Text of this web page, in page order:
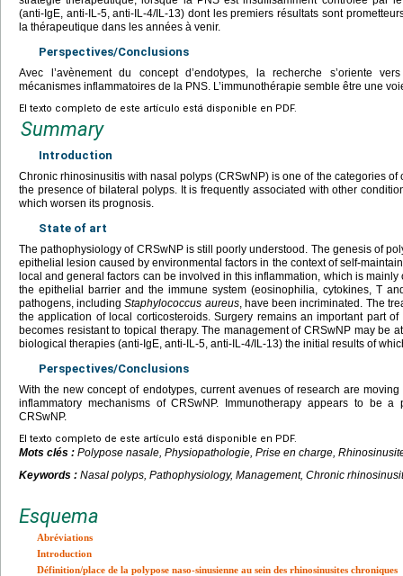
(anti-IgE, anti-IL-5, anti-IL-4/IL-13) dont les premiers résultats sont
la thérapeutique dans les années à venir.
Perspectives/Conclusions
Avec l’avènement du concept d’endotypes, la recherche s’oriente
mécanismes inflammatoires de la PNS. L’immunothérapie semble être une
El texto completo de este artículo está disponible en PDF.
Summary
Introduction
Chronic rhinosinusitis with nasal polyps (CRSwNP) is one of the categories
the presence of bilateral polyps. It is frequently associated with other
which worsen its prognosis.
State of art
The pathophysiology of CRSwNP is still poorly understood. The genesis of
epithelial lesion caused by environmental factors in the context of self-
local and general factors can be involved in this inflammation, which is
the epithelial barrier and the immune system (eosinophilia, cytokines, T
pathogens, includingStaphylococcus aureus, have been incriminated. The
the application of local corticosteroids. Surgery remains an important part
becomes resistant to topical therapy. The management of CRSwNP may be
biological therapies (anti-IgE, anti-IL-5, anti-IL-4/IL-13) the initial results of
Perspectives/Conclusions
With the new concept of endotypes, current avenues of research are
inflammatory mechanisms of CRSwNP. Immunotherapy appears to be
CRSwNP.
El texto completo de este artículo está disponible en PDF.
Mots clés : Polypose nasale, Physiopathologie, Prise en charge,
Keywords : Nasal polyps, Pathophysiology, Management, Chronic
Esquema
Abréviations
Introduction
Définition/place de la polypose naso-sinusienne au sein des rhinosinusites chroniques